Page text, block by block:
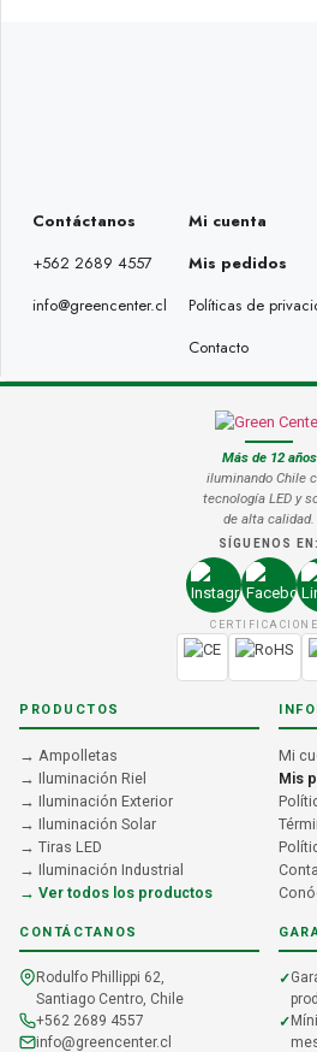
Contáctanos
+562 2689 4557
info@greencenter.cl
Mi cuenta
Mis pedidos
Políticas de
Contacto
Más de 12 años
iluminando Chile
tecnología LED y
de alta calidad.
SÍGUENOS EN:
PRODUCTOS
→ Ampolletas
→ Iluminación Riel
→ Iluminación Exterior
→ Iluminación Solar
→ Tiras LED
→ Iluminación Industrial
→ Ver todos los productos
Mi
Mis
CONTÁCTANOS
Rodulfo Phillippi 62,
Santiago Centro, Chile
+562 2689 4557
info@greencenter.cl